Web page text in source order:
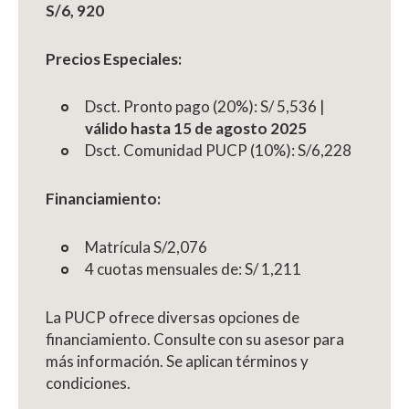
S/6, 920
Precios Especiales:
Dsct. Pronto pago (20%): S/ 5,536 |
válido hasta 15 de agosto 2025
Dsct. Comunidad PUCP (10%): S/6,228
Financiamiento:
Matrícula S/2,076
4 cuotas mensuales de: S/ 1,211
La PUCP ofrece diversas opciones de
financiamiento. Consulte con su asesor para
más información. Se aplican términos y
condiciones.